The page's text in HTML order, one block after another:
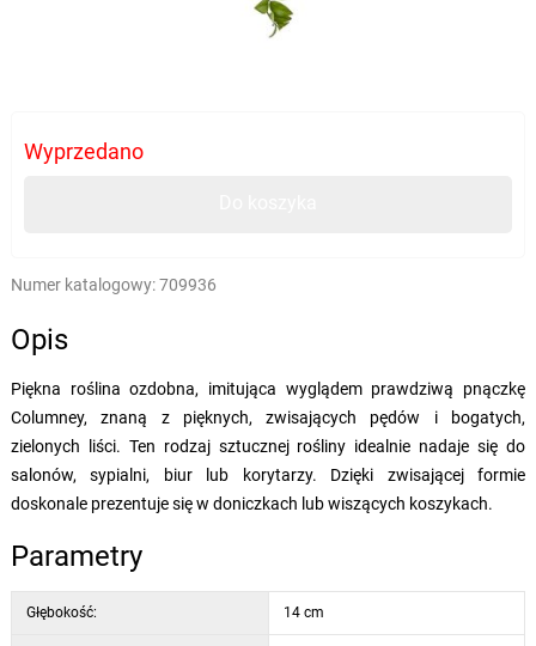
Wyprzedano
Numer katalogowy:709936
Opis
Piękna roślina ozdobna, imitująca wyglądem prawdziwą pnączkę
Columney, znaną z pięknych, zwisających pędów i bogatych,
zielonych liści. Ten rodzaj sztucznej rośliny idealnie nadaje się do
salonów, sypialni, biur lub korytarzy. Dzięki zwisającej formie
doskonale prezentuje się w doniczkach lub wiszących koszykach.
Parametry
Głębokość: 14 cm